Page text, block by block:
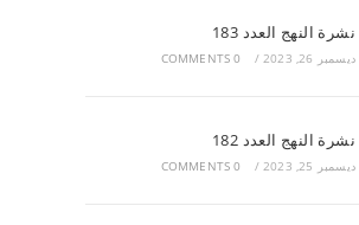
نشرة النهج العدد 183
ديسمبر 26, 2023 /
0 COMMENTS
نشرة النهج العدد 182
ديسمبر 25, 2023 /
0 COMMENTS